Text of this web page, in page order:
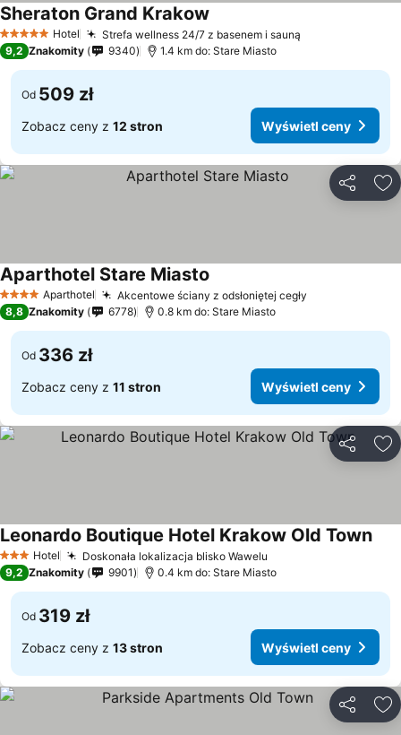
5 KategoriaHotel Strefa wellness 24/7 z basenem i sauną
Sheraton Grand Krakow
9,2 Znakomity 9340 1.4 km do: Stare Miasto
Od 509 zł
Zobacz ceny z 12 stron Wyświetl ceny
4 KategoriaAparthotel Akcentowe ściany z odsłoniętej cegły
Aparthotel Stare Miasto
8,8 Znakomity 6778 0.8 km do: Stare Miasto
Od 336 zł
Zobacz ceny z 11 stron Wyświetl ceny
3 Kategoria
Hotel Doskonała lokalizacja blisko Wawelu
Leonardo Boutique Hotel Krakow Old Town
9,2 Znakomity 9901 0.4 km do: Stare Miasto
Od 319 zł
Zobacz ceny z 13 stron Wyświetl ceny